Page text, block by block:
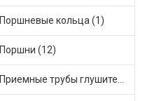
Поршневые кольца (1)
Поршни (12)
Приемные трубы глушителя (7)